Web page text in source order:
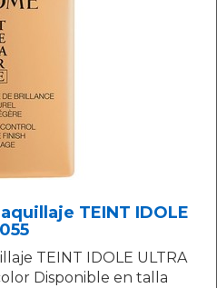
TEINT IDOLE
TEINT IDOLE ULTRA
Disponible en talla